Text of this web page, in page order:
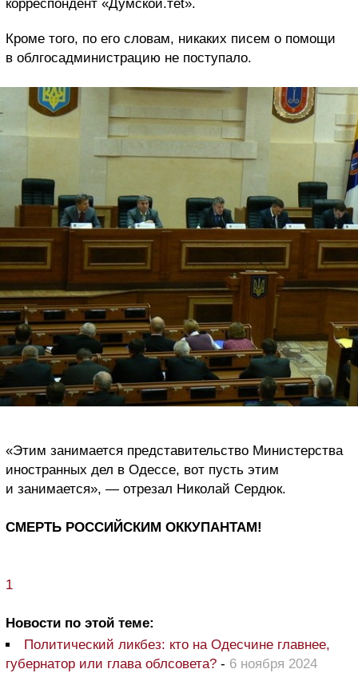
корреспондент «Думской.тet».
Кроме того, по его словам, никаких писем о помощи
в облгосадминистрацию не поступало.
«Этим занимается представительство Министерства
иностранных дел в Одессе, вот пусть этим
и занимается», — отрезал Николай Сердюк.
СМЕРТЬ РОССИЙСКИМ ОККУПАНТАМ!
1
Новости по этой теме:
Политический ликбез: кто на Одесчине главнее,
губернатор или глава облсовета? - 6 ноября 2024